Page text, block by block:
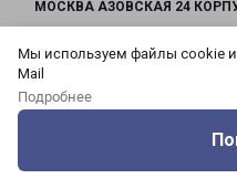
Мы используем файлы cookie
Mail
Подробнее
МОСКВА АЗОВСКАЯ 24
Азовская, дом 24, корпус 3
на карте